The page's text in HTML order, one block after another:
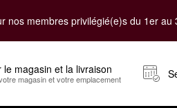
nos membres privilégié(e)s du 1er au
le magasin et la livraison
magasin et votre emplacement